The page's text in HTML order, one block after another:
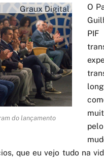
Graux Digital
do lançamento
O
que eu vejo tudo na